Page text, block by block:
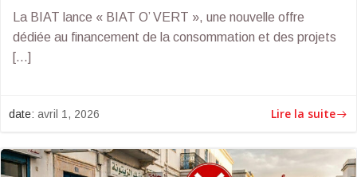
La BIAT lance « BIAT O’ VERT », une nouvelle offre
dédiée au financement de la consommation et des projets
[…]
date: avril 1, 2026 Lire la suite